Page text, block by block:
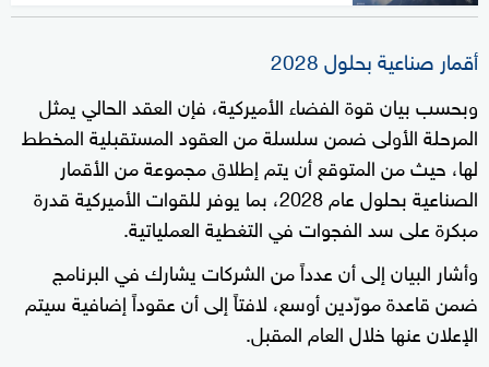
أقمار صناعية بحلول 2028
وبحسب بيان قوة الفضاء الأميركية، فإن العقد الحالي يمثل
المرحلة الأولى ضمن سلسلة من العقود المستقبلية المخطط
لها، حيث من المتوقع أن يتم إطلاق مجموعة من الأقمار
الصناعية بحلول عام 2028، بما يوفر للقوات الأميركية قدرة
مبكرة على سد الفجوات في التغطية العملياتية.
وأشار البيان إلى أن عدداً من الشركات يشارك في البرنامج
ضمن قاعدة مورّدين أوسع، لافتاً إلى أن عقوداً إضافية سيتم
الإعلان عنها خلال العام المقبل.